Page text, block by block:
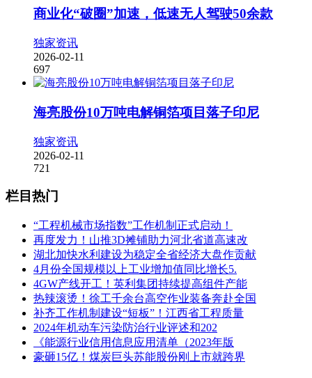
商业化“破圈”加速，低速无人驾驶50余款
独家资讯
2026-02-11
697
海亮股份10万吨电解铜箔项目落子印尼
独家资讯
2026-02-11
721
栏目热门
“工程机械市场指数”工作机制正式启动！
再度发力！山推3D摊铺助力河北省道高速改
湖北加快水利建设为稳定全省经济大盘作贡献
4月份全国规模以上工业增加值同比增长5.
4GW产线开工！英利集团持续提高组件产能
热辣滚烫！徐工千余台高空作业装备奔赴全国
补齐工作机制建设“短板”！江西省工程质量
2024年机动车污染防治行业评述和202
《能源行业信用信息应用清单（2023年版
豪砸15亿！煤炭巨头苏能股份刚上市就跨界